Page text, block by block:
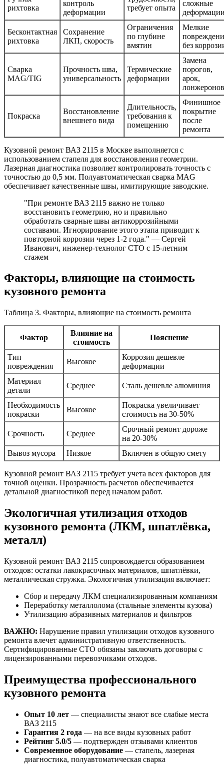
рихтовка
контроль
деформации
требует опыта
сложные
Бесконтактная
рихтовка
Сохранение
ЛКП, скорость
Ограничения
по глубине
вмятин
Мелкие
без
Сварка
MAG/TIG
Прочность шва,
универсальность
Термические
деформации
Замена
порогов,
арок,
лонжеронов
Покраска
Восстановление
внешнего вида
Длительность,
требования к
помещению
Финишное
покрытие
после
ремонта
Кузовной ремонт ВАЗ 2115 в Москве выполняется с
использованием стапеля для восстановления геометрии.
Лазерная диагностика позволяет контролировать точность с
точностью до 0,5 мм. Полуавтоматическая сварка MAG
обеспечивает качественные швы, имитирующие заводские.
"При ремонте ВАЗ 2115 важно не только
восстановить геометрию, но и правильно
обработать сварные швы антикоррозийными
составами. Игнорирование этого этапа приводит к
повторной коррозии через 1-2 года." — Сергей
Иванович, инженер-технолог СТО с 15-летним
стажем
Факторы, влияющие на стоимость
кузовного ремонта
Таблица 3. Факторы, влияющие на стоимость ремонта
Фактор
Влияние на
стоимость
Пояснение
Тип
повреждения
Высокое
Коррозия дешевле
деформации
Материал
детали
Среднее Сталь дешевле алюминия
Необходимость
покраски
Высокое
Покраска увеличивает
стоимость на 30-50%
Срочность Среднее
Срочный ремонт дороже
на 20-30%
Вывоз мусора
Низкое Включен в общую смету
Кузовной ремонт ВАЗ 2115 требует учета всех факторов для
точной оценки. Прозрачность расчетов обеспечивается
детальной диагностикой перед началом работ.
Экологичная утилизация отходов
кузовного ремонта (ЛКМ, шпатлёвка,
металл)
Кузовной ремонт ВАЗ 2115 сопровождается образованием
отходов: остатки лакокрасочных материалов, шпатлёвки,
металлическая стружка. Экологичная утилизация включает:
Сбор и передачу ЛКМ специализированным компаниям
Переработку металлолома (стальные элементы кузова)
Утилизацию абразивных материалов и фильтров
ВАЖНО: Нарушение правил утилизации отходов кузовного
ремонта влечет административную ответственность.
Сертифицированные СТО обязаны заключать договоры с
лицензированными перевозчиками отходов.
Преимущества профессионального
кузовного ремонта
Опыт 10 лет — специалисты знают все слабые места
ВАЗ 2115
Гарантия 2 года — на все виды кузовных работ
Рейтинг 5.0/5 — подтвержден отзывами клиентов
Современное оборудование — стапель, лазерная
диагностика, полуавтоматическая сварка